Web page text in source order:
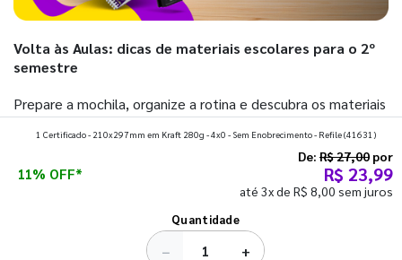
Volta às Aulas: dicas de materiais escolares para o 2º
semestre
Prepare a mochila, organize a rotina e descubra os materiais
que fazem toda diferença para começar o segundo
1 Certificado - 210x297mm em Kraft 280g - 4x0 - Sem Enobrecimento - Refile(41631)
11% OFF*
De: R$ 27,00 por
R$ 23,99
até 3x de R$ 8,00 sem juros
Quantidade
− +